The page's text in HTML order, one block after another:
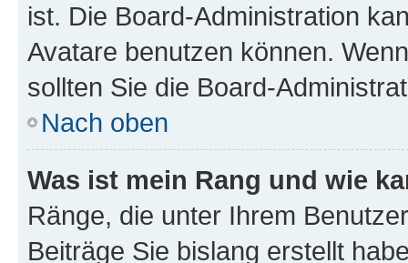
ist. Die Board-Administration
Avatare benutzen können.
sollten Sie die Board-
Nach oben
Was ist mein Rang und wie
Ränge, die unter Ihrem
Beiträge Sie bislang erstellt